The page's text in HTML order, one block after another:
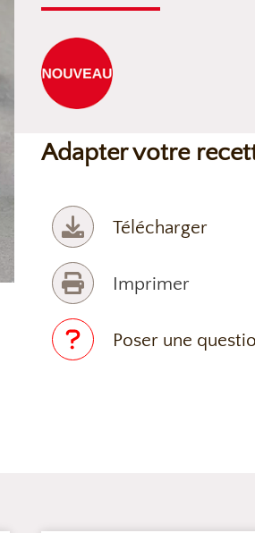
Adapter votre
Télécharger
Imprimer
Poser une